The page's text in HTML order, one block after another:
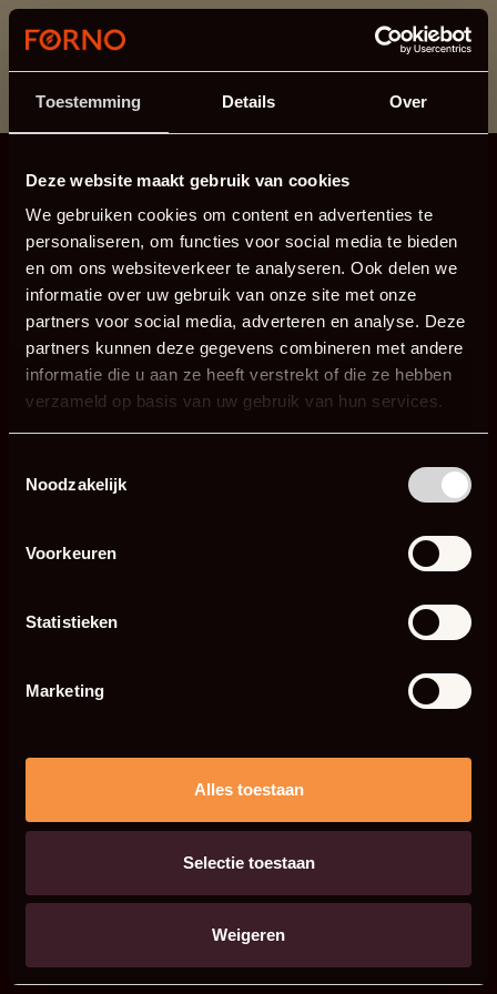
Toestemming Details Over
Deze website maakt gebruik van cookies
We gebruiken cookies om content en advertenties te
personaliseren, om functies voor social media te bieden
en om ons websiteverkeer te analyseren. Ook delen we
informatie over uw gebruik van onze site met onze
partners voor social media, adverteren en analyse. Deze
partners kunnen deze gegevens combineren met andere
informatie die u aan ze heeft verstrekt of die ze hebben
verzameld op basis van uw gebruik van hun services.
Noodzakelijk
Voorkeuren
Statistieken
Marketing
Alles toestaan
Selectie toestaan
Weigeren
Dit onderdeel is momenteel in onderhoud.
Als je informatie mist kun je ons bellen +31 413 274
168 of mailen
info@forno.eu.